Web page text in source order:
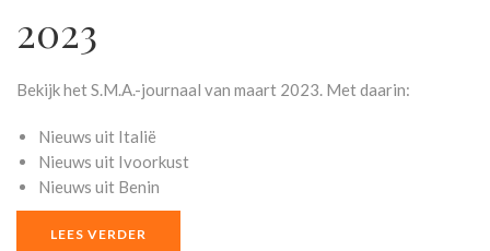
2023
Bekijk het S.M.A.-journaal van maart 2023. Met daarin:
Nieuws uit Italië
Nieuws uit Ivoorkust
Nieuws uit Benin
LEES VERDER